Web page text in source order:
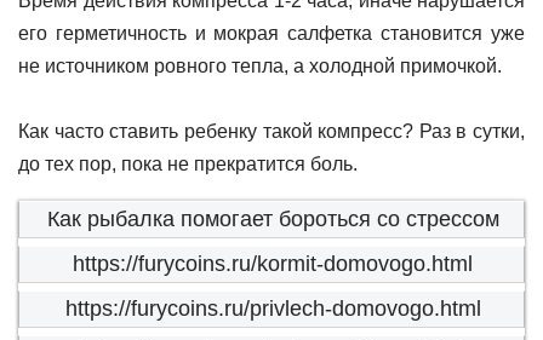
его герметичность и мокрая салфетка становится уже
не источником ровного тепла, а холодной примочкой.
Как часто ставить ребенку такой компресс? Раз в сутки,
до тех пор, пока не прекратится боль.
Как рыбалка помогает бороться со стрессом
https://furycoins.ru/kormit-domovogo.html
https://furycoins.ru/privlech-domovogo.html